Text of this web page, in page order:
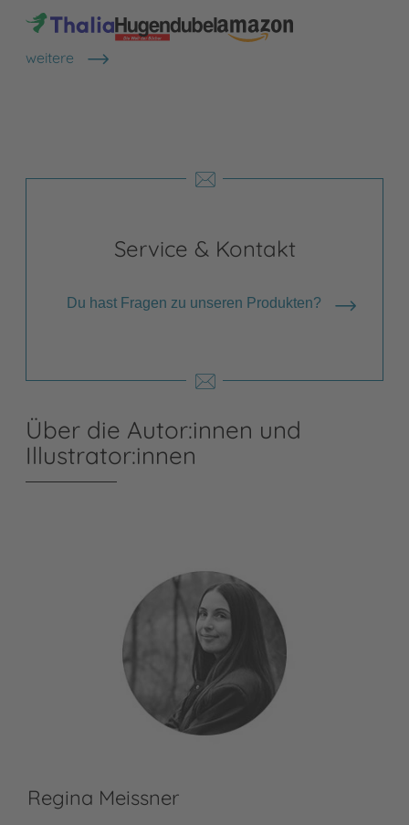
weitere
Shops anzeigen
Service & Kontakt
Du hast Fragen zu unseren Produkten?
Über die Autor:innen und
Illustrator:innen
Regina Meissner